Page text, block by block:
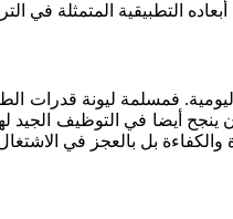
أبعاده التطبيقية المتمثلة في
فمسلمة ليونة قدرات
ينجح أيضا في التوظيف
والكفاءة بل بالعجز في